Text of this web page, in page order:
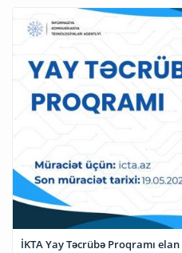
İKTA Yay Təcrübə Proqramı